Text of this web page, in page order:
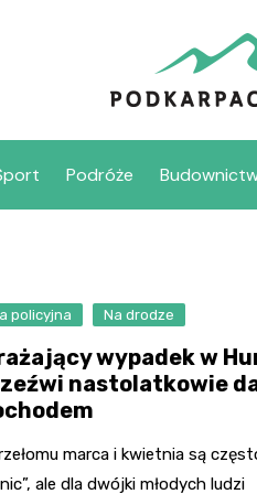
Podróże
policyjna Na drodze
wypadek w
nastolatkowie
marca i kwietnia są
ale dla dwójki młodych ludzi